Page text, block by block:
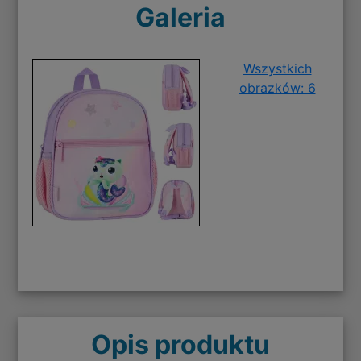
Galeria
Wszystkich
obrazków: 6
Opis produktu